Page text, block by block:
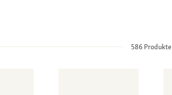
586Produkte